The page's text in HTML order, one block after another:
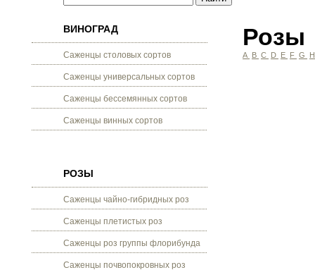
ВИНОГРАД
Саженцы столовых сортов
Саженцы универсальных сортов
Саженцы бессемянных сортов
Саженцы винных сортов
РОЗЫ
Саженцы чайно-гибридных роз
Саженцы плетистых роз
Саженцы роз группы флорибунда
Саженцы почвопокровных роз
Розы
A B C D E F G